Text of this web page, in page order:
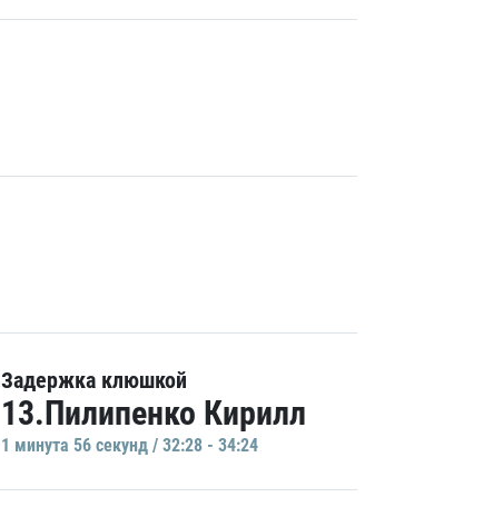
Задержка клюшкой
13.Пилипенко Кирилл
1 минутa 56 секунд / 32:28 - 34:24